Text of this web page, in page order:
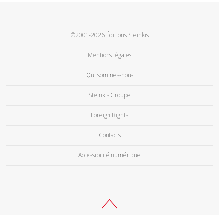
©2003-2026 Éditions Steinkis
Mentions légales
Qui sommes-nous
Steinkis Groupe
Foreign Rights
Contacts
Accessibilité numérique